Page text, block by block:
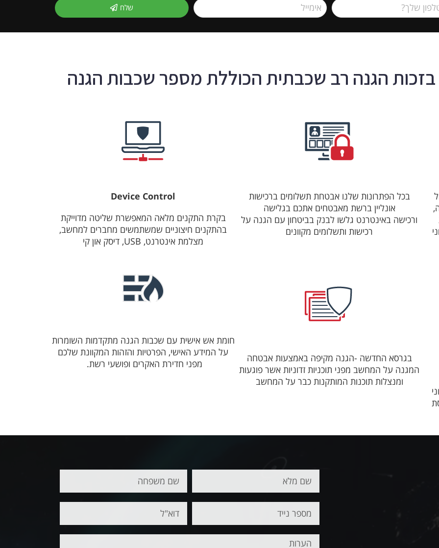
שלח
הגנה רב שכבתית הכוללת מספר שכבות הגנה
בכל הפתרונות שלנו אבטחת תשלומים ברכישות
אונליין ברשת מאבטחים אתכם בגלישה
ורכישה באינטרנט גלשו לבנק בביטחון עם הגנה על
רכישות ותשלומים מקוונים
בקרת התקנים מלאה המאפשרת שליטה מדוייקת
בהתקנים חיצוניים שמשתמשים מחברים למחשב,
מצלמת אינטרנט, USB, דיסק און קי
בגרסא החדשה -הגנה מקיפה באמצעות אבטחה
המגנה על המחשב מפני תוכניות זדוניות אשר פוגעות
ומנצלות תוכנות המותקנות כבר על המחשב
חומת אש אישית עם שכבות הגנה מתקדמות השומרות
על המידע האישי, הפרטיות והזהות המקוונת שלכם
מפני חדירת האקרים ופושעי רשת.